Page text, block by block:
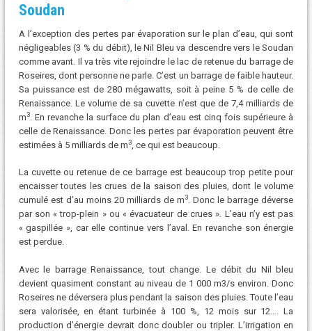
Soudan
A l’exception des pertes par évaporation sur le plan d’eau, qui sont
négligeables (3 % du débit), le Nil Bleu va descendre vers le Soudan
comme avant. Il va très vite rejoindre le lac de retenue du barrage de
Roseires, dont personne ne parle. C’est un barrage de faible hauteur.
Sa puissance est de 280 mégawatts, soit à peine 5 % de celle de
Renaissance. Le volume de sa cuvette n’est que de 7,4 milliards de
m3. En revanche la surface du plan d’eau est cinq fois supérieure à
celle de Renaissance. Donc les pertes par évaporation peuvent être
estimées à 5 milliards de m3, ce qui est beaucoup.
La cuvette ou retenue de ce barrage est beaucoup trop petite pour
encaisser toutes les crues de la saison des pluies, dont le volume
cumulé est d’au moins 20 milliards de m3. Donc le barrage déverse
par son « trop-plein » ou « évacuateur de crues ». L’eau n’y est pas
« gaspillée », car elle continue vers l’aval. En revanche son énergie
est perdue.
Avec le barrage Renaissance, tout change. Le débit du Nil bleu
devient quasiment constant au niveau de 1 000 m3/s environ. Donc
Roseires ne déversera plus pendant la saison des pluies. Toute l’eau
sera valorisée, en étant turbinée à 100 %, 12 mois sur 12…. La
production d’énergie devrait donc doubler ou tripler. L’irrigation en